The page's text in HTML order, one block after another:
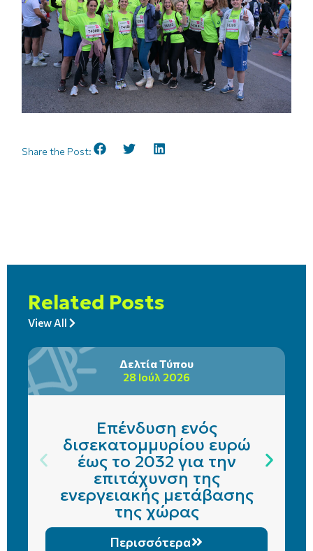
Share the Post:
Related Posts
View All
Δελτία Τύπου
28 Ιούλ 2026
Επένδυση ενός
δισεκατομμυρίου ευρώ
έως το 2032 για την
επιτάχυνση της
ενεργειακής μετάβασης
της χώρας
Περισσότερα